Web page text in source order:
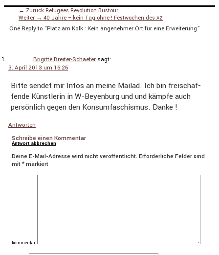
Beitragsnavigation
← Zurück Vorheriger
Beitrag:
Refugees Revolution Bustour
Weiter → Nächster
Beitrag:
40 Jahre – kein Tag ohne ! Festwochen des AZ
One Reply to “Platz am Kolk : Kein angenehmer Ort für eine Erweiterung”
Brigitte Breiter-Schaefer sagt:
3. April 2013 um 16:26
Bitte sendet mir Infos an meine Mailad. Ich bin freischaf­
fende Künst­lerin in W-Beyen­burg und und kämpfe auch
persön­lich gegen den Konsum­fa­schismus. Danke !
Antworten
Schreibe einen Kommentar
Antwort abbrechen
Deine E-Mail-Adresse wird nicht veröffentlicht. Erforderliche Felder sind
mit*markiert
kommentar